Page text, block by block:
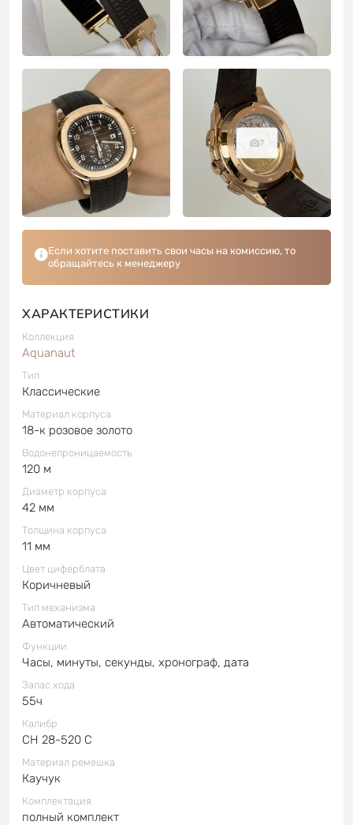
7
Если хотите поставить свои часы на комиссию, то
обращайтесь к менеджеру
ХАРАКТЕРИСТИКИ
Коллекция
Aquanaut
Тип
Классические
Материал корпуса
18-к розовое золото
Водонепроницаемость
120 м
Диаметр корпуса
42 мм
Толщина корпуса
11 мм
Цвет циферблата
Коричневый
Тип механизма
Автоматический
Функции
Часы, минуты, секунды, хронограф, дата
Запас хода
55ч
Калибр
CH 28-520 C
Материал ремешка
Каучук
Комплектация
полный комплект